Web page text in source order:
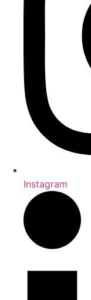
Instagram